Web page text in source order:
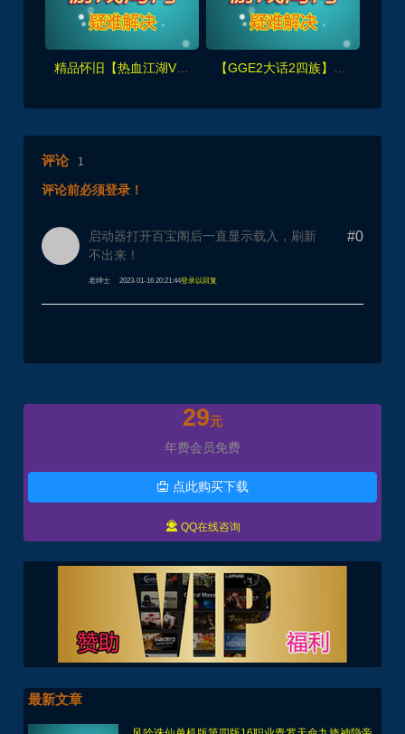
精品怀旧【热血江湖V2.0任务端】百宝阁无限元宝时装披风送+GM工具+支持多开+宝宝挂
评论 1
评论前必须登录！
#0
启动器打开百宝阁后一直显示载入，刷新
不出来！
老绅士 2023-01-16 20:21:44登录以回复
29元
年费会员免费
 点此购买下载
 QQ在线咨询
最新文章